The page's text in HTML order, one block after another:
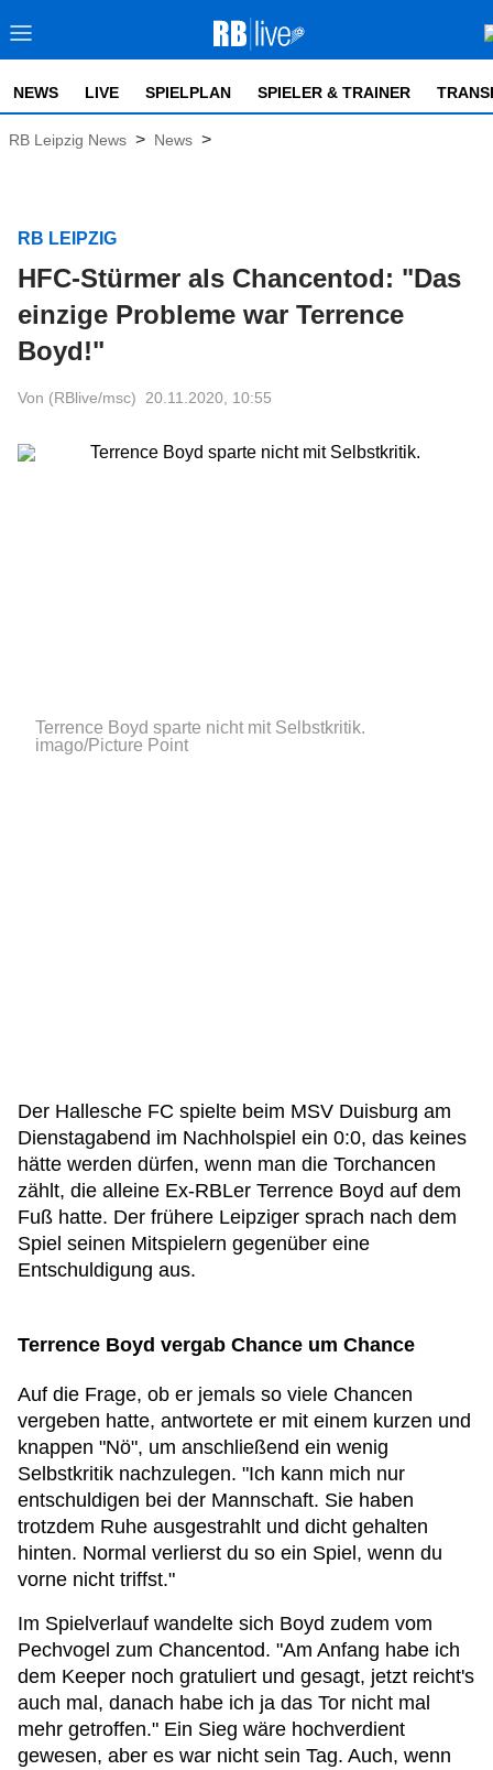
NEWS LIVE SPIELPLAN SPIELER & TRAINER
RB Leipzig News > News >
RB LEIPZIG
HFC-Stürmer als Chancentod: "Das
einzige Probleme war Terrence
Boyd!"
Von (RBlive/msc) 20.11.2020, 10:55
Terrence Boyd sparte nicht mit Selbstkritik.
imago/Picture Point
Der Hallesche FC spielte beim MSV Duisburg am
Dienstagabend im Nachholspiel ein 0:0, das keines
hätte werden dürfen, wenn man die Torchancen
zählt, die alleine Ex-RBLer Terrence Boyd auf dem
Fuß hatte. Der frühere Leipziger sprach nach dem
Spiel seinen Mitspielern gegenüber eine
Entschuldigung aus.
Terrence Boyd vergab Chance um Chance
Auf die Frage, ob er jemals so viele Chancen
vergeben hatte, antwortete er mit einem kurzen und
knappen "Nö", um anschließend ein wenig
Selbstkritik nachzulegen. "Ich kann mich nur
entschuldigen bei der Mannschaft. Sie haben
trotzdem Ruhe ausgestrahlt und dicht gehalten
hinten. Normal verlierst du so ein Spiel, wenn du
vorne nicht triffst."
Im Spielverlauf wandelte sich Boyd zudem vom
Pechvogel zum Chancentod. "Am Anfang habe ich
dem Keeper noch gratuliert und gesagt, jetzt reicht's
auch mal, danach habe ich ja das Tor nicht mal
mehr getroffen." Ein Sieg wäre hochverdient
gewesen, aber es war nicht sein Tag. Auch, wenn